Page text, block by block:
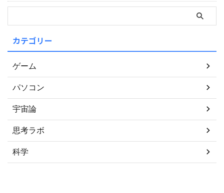
カテゴリー
ゲーム
パソコン
宇宙論
思考ラボ
科学